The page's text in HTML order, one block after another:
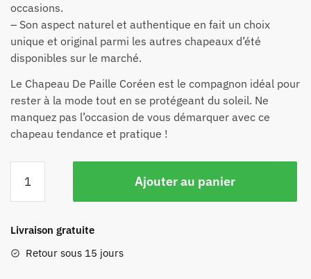
occasions.
– Son aspect naturel et authentique en fait un choix
unique et original parmi les autres chapeaux d’été
disponibles sur le marché.
Le Chapeau De Paille Coréen est le compagnon idéal pour
rester à la mode tout en se protégeant du soleil. Ne
manquez pas l’occasion de vous démarquer avec ce
chapeau tendance et pratique !
Ajouter au panier
Livraison gratuite
Retour sous 15 jours